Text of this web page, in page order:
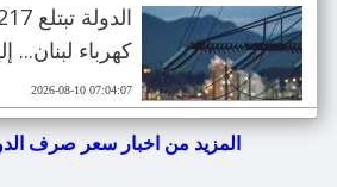
كهرباء لبنان...
2026-08-10 07:04:07
المزيد من اخبار سعر صرف